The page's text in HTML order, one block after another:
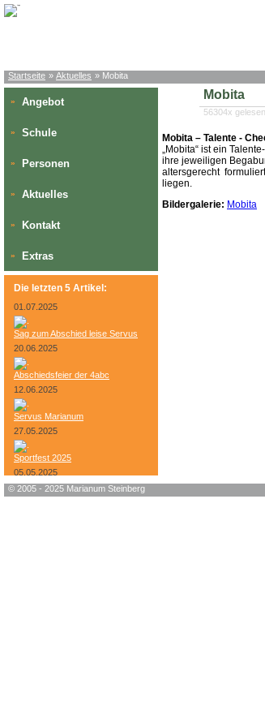
Startseite » Aktuelles » Mobita
» Angebot
» Schule
» Personen
» Aktuelles
» Kontakt
» Extras
Die letzten 5 Artikel:
01.07.2025
Sag zum Abschied leise Servus
20.06.2025
Abschiedsfeier der 4abc
12.06.2025
Servus Marianum
27.05.2025
Sportfest 2025
05.05.2025
Bundesheer-Tag
Mobita
56304x
Mobita – Talente -
„Mobita“ ist ein
ihre jeweiligen
altersgerecht
liegen.
Bildergalerie: Mobita
© 2005 - 2025 Marianum Steinberg